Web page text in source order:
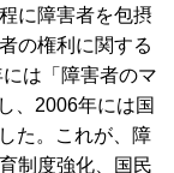
に障害者を包摂
の権利に関する
は「障害者のマ
、2006年には国
た。これが、障
制度強化、国民